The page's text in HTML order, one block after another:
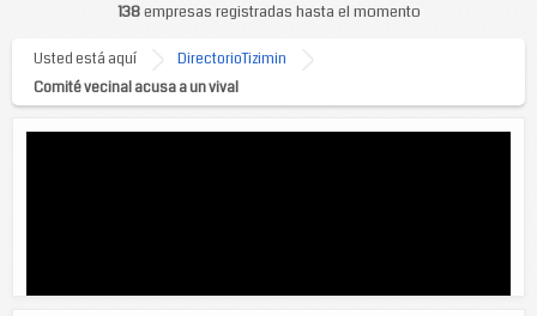
138empresas registradas hasta el momento
Usted está aquí
DirectorioTizimin
Comité vecinal acusa a un vival